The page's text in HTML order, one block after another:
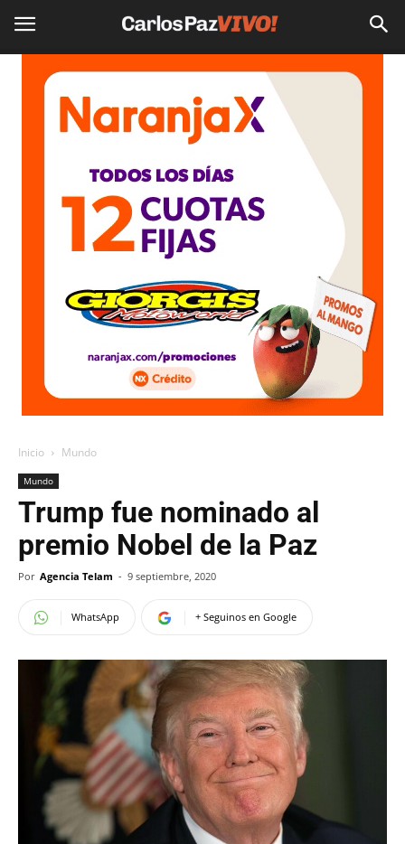
Inicio Mundo
Mundo
Trump fue nominado al
premio Nobel de la Paz
Por Agencia Telam - 9 septiembre, 2020
WhatsApp + Seguinos en Google